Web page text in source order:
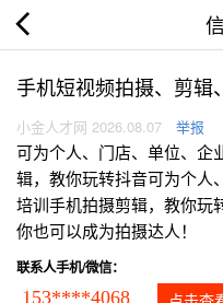
手机短视频拍摄、剪辑
小金人才网 2026.08.07 举报
可为个人、门店、单位、企
辑，教你玩转抖音可为个人
培训手机拍摄剪辑，教你玩
你也可以成为拍摄达人！
联系人手机/微信：
153****4068